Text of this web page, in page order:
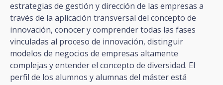
estrategias de gestión y dirección de las empresas a
través de la aplicación transversal del concepto de
innovación, conocer y comprender todas las fases
vinculadas al proceso de innovación, distinguir
modelos de negocios de empresas altamente
complejas y entender el concepto de diversidad. El
perfil de los alumnos y alumnas del máster está